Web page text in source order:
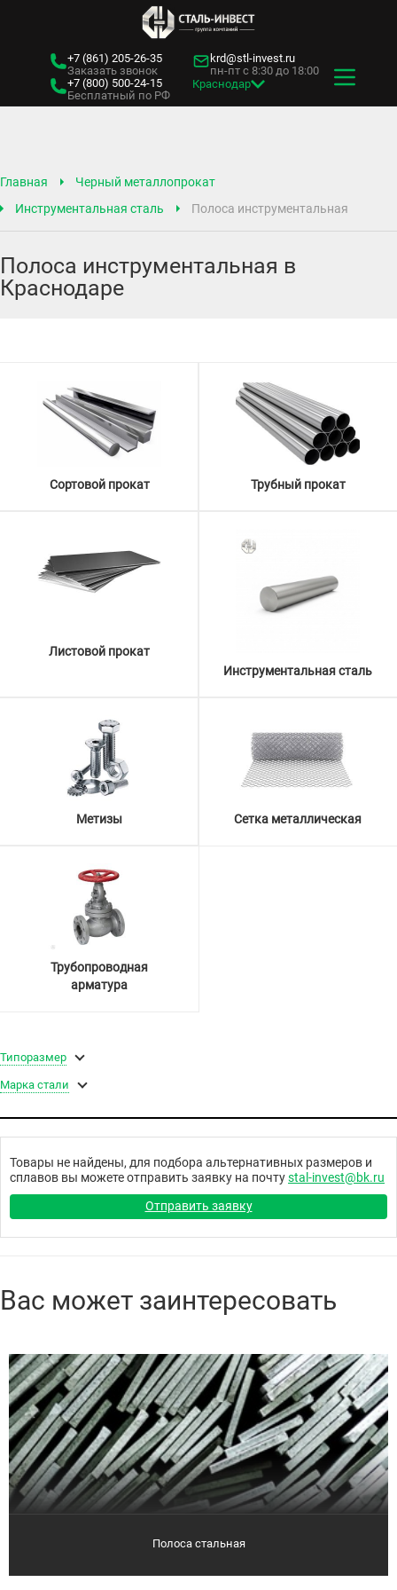
+7 (861) 205-26-35
Заказать звонок
+7 (800) 500-24-15
Бесплатный по РФ
krd@stl-invest.ru
пн-пт с 8:30 до 18:00
Краснодар
Главная
Черный металлопрокат
Инструментальная сталь
Полоса инструментальная
Полоса инструментальная в
Краснодаре
Сортовой прокат Трубный прокат
Листовой прокат
Инструментальная сталь
Метизы Сетка металлическая
Трубопроводная
арматура
Типоразмер
Марка стали
Товары не найдены, для подбора альтернативных размеров и
сплавов вы можете отправить заявку на почтуstal-invest@bk.ru
Отправить заявку
Вас может заинтересовать
Полоса стальная